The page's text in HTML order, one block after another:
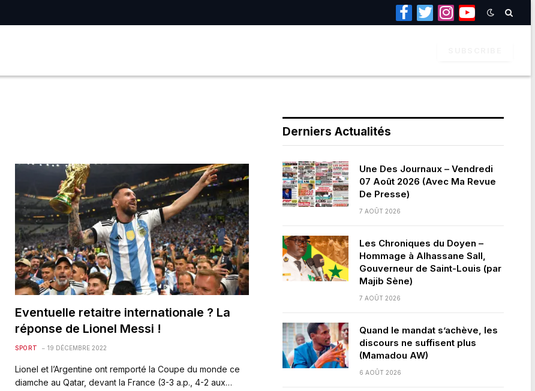
Facebook
TwitterInstagramYouTube
Eventuelle retaitre internationale ? La
réponse de Lionel Messi !
SPORT 19 DÉCEMBRE 2022
Lionel et l’Argentine ont remporté la Coupe du monde ce
diamche au Qatar, devant la France (3-3 a.p., 4-2 aux…
Derniers Actualités
Une Des Journaux – Vendredi
07 Août 2026 (Avec Ma Revue
De Presse)
7 AOÛT 2026
Les Chroniques du Doyen –
Hommage à Alhassane Sall,
Gouverneur de Saint-Louis (par
Majib Sène)
7 AOÛT 2026
Quand le mandat s’achève, les
discours ne suffisent plus
(Mamadou AW)
6 AOÛT 2026